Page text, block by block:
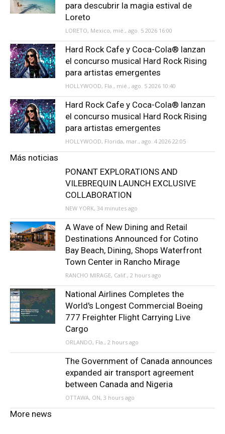
para descubrir la magia estival de
Loreto
LORETO, Mexico, mié., ago. 5 2026 16:00
Hard Rock Cafe y Coca-Cola® lanzan
el concurso musical Hard Rock Rising
para artistas emergentes
HOLLYWOOD, Fla., mié., ago. 5 2026 10:40
Hard Rock Cafe y Coca-Cola® lanzan
el concurso musical Hard Rock Rising
para artistas emergentes
HOLLYWOOD, Florida, mar., ago. 4 2026 22:05
Más noticias
PONANT EXPLORATIONS AND
VILEBREQUIN LAUNCH EXCLUSIVE
COLLABORATION
NEW YORK, 34 minutes ago
A Wave of New Dining and Retail
Destinations Announced for Cotino
Bay Beach, Dining, Shops Waterfront
Town Center in Rancho Mirage
RANCHO MIRAGE, Calif., 2 hours ago
National Airlines Completes the
World's Longest Commercial Boeing
777 Freighter Flight Carrying Live
Cargo
ORLANDO, Fla., 2 hours ago
The Government of Canada announces
expanded air transport agreement
between Canada and Nigeria
OTTAWA, ON, 3 hours ago
More news